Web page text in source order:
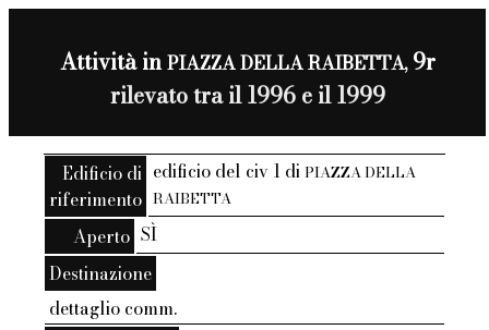
Attività inPIAZZA DELLA RAIBETTA,9r
rilevato tra il 1996 e il 1999
Edificio di
riferimento
edificio del civ 1 diPIAZZA DELLA
RAIBETTA
Aperto SÌ
Destinazione
dettaglio comm.